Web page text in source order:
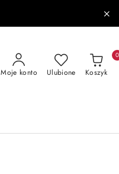
Moje konto Ulubione Koszyk
0